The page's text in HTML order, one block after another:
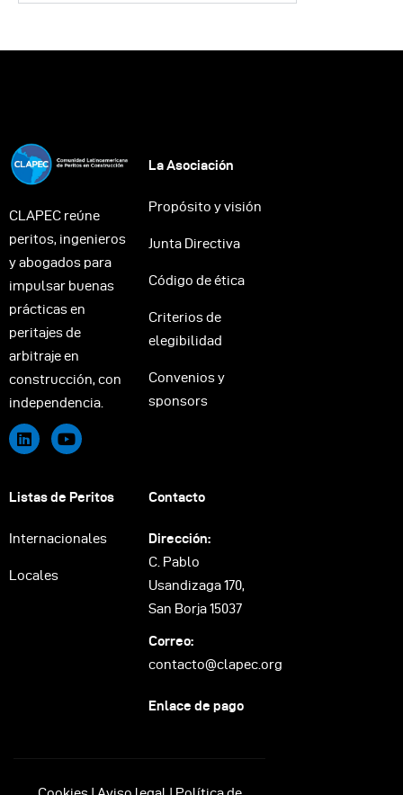
CLAPEC reúne
peritos, ingenieros
y abogados para
impulsar buenas
prácticas en
peritajes de
arbitraje en
construcción, con
independencia.
La Asociación
Propósito y visión
Junta Directiva
Código de ética
Criterios de
elegibilidad
Convenios y
sponsors
Listas de Peritos
Internacionales
Locales
Contacto
Dirección:
C. Pablo
Usandizaga 170,
San Borja 15037
Correo:
contacto@clapec.org
Enlace de pago